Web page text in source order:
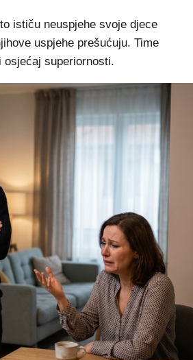
ističu neuspjehe svoje djece
uspjehe prešućuju. Time
osjećaj superiornosti.